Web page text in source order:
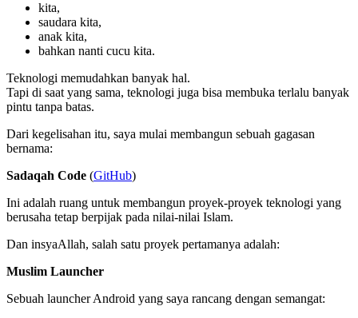
kita,
saudara kita,
anak kita,
bahkan nanti cucu kita.
Teknologi memudahkan banyak hal.
Tapi di saat yang sama, teknologi juga bisa membuka terlalu banyak
pintu tanpa batas.
Dari kegelisahan itu, saya mulai membangun sebuah gagasan
bernama:
Sadaqah Code (GitHub)
Ini adalah ruang untuk membangun proyek-proyek teknologi yang
berusaha tetap berpijak pada nilai-nilai Islam.
Dan insyaAllah, salah satu proyek pertamanya adalah:
Muslim Launcher
Sebuah launcher Android yang saya rancang dengan semangat: